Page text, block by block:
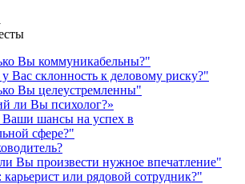
Вы коммуникабельны?"
Вас склонность к деловому риску?"
Вы целеустремленны"
ли Вы психолог?»
шансы на успех в
сфере?"
Вы произвести нужное впечатление"
или рядовой сотрудник?"